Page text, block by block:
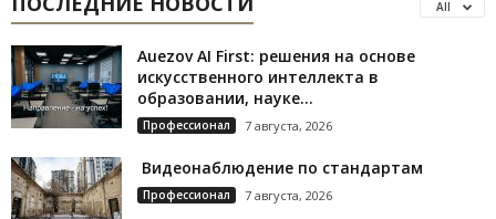
All
Auezov AI First: решения на основе
искусственного интеллекта в
образовании, науке...
Профессионал 7 августа, 2026
Видеонаблюдение по стандартам
Профессионал 7 августа, 2026